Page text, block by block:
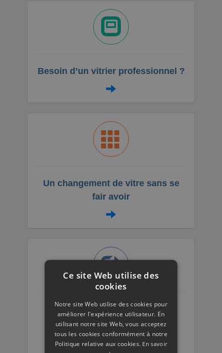
Besoin d’un vitrier professionnel ?
Un changement de vitre sans se
fair avoir
Quelles sont les missions d'un
vitrier professionnel ?
Ce site Web utilise des
cookies
Notre site Web utilise des cookies pour
améliorer l'expérience utilisateur. En
utilisant notre site Web, vous acceptez
tous les cookies conformément à notre
Politique relative aux cookies. En savoir